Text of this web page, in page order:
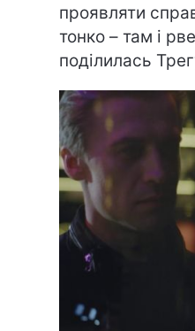
проявляти
тонко – там і
поділилась